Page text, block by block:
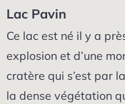
Lac Pavin
Ce lac est né il y a
explosion et d’une
cratère qui s’est par
la dense végétation